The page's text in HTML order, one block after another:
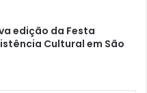
edição da Festa
Cultural em São